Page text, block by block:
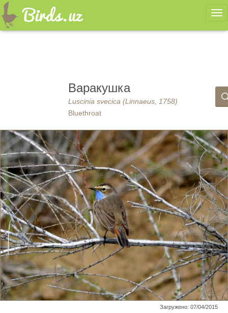
Варакушка
Luscinia svecica (Linnaeus, 1758)
Bluethroat
Загружено: 07/04/2015